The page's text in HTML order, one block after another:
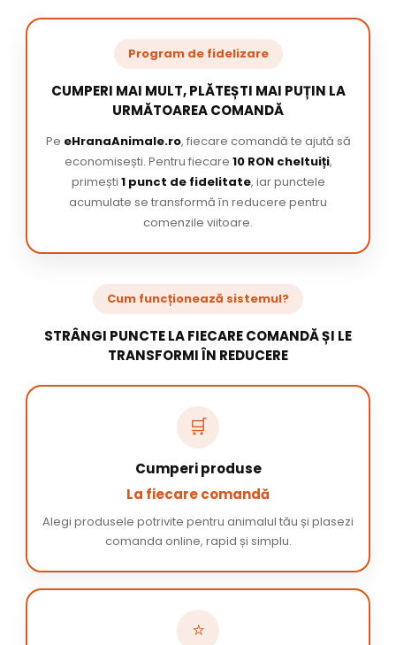
Program de fidelizare
CUMPERI MAI MULT, PLĂTEȘTI MAI PUȚIN LA
URMĂTOAREA COMANDĂ
Pe eHranaAnimale.ro, fiecare comandă te ajută să
economisești. Pentru fiecare 10 RON cheltuiți,
primești 1 punct de fidelitate, iar punctele
acumulate se transformă în reducere pentru
comenzile viitoare.
Cum funcționează sistemul?
STRÂNGI PUNCTE LA FIECARE COMANDĂ ȘI LE
TRANSFORMI ÎN REDUCERE
🛒
Cumperi produse
La fiecare comandă
Alegi produsele potrivite pentru animalul tău și plasezi
comanda online, rapid și simplu.
⭐